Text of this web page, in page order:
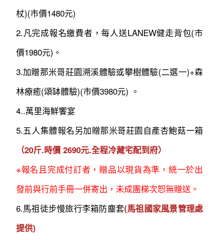
杖)(市價1480元)
2.凡完成報名繳費者，每人送LANEW健走背包(市
價1980元)。
3.加贈那米哥莊園溯溪體驗或攀樹體驗(二選一)+森
林療癒(頌缽體驗)(市價3980元) 。
4..萬里海鮮饗宴
5.五人集體報名另加贈那米哥莊園自產杏鮑菇一箱
（20斤.時價 2690元.全程冷藏宅配到府）
※報名且完成付訂者，贈品以現貨為準，統一於出
發前與行前手冊一併寄出，未成團梯次恕無贈送。
6.馬祖徒步慢旅行李箱防塵套(馬祖國家風景管理處
提供)